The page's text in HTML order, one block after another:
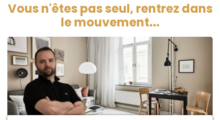
Vous n'êtes pas seul, rentrez dans
le mouvement...